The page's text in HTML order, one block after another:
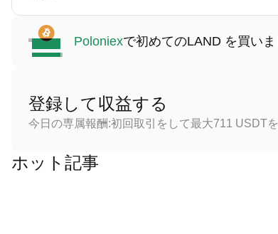
Poloniexで初めてのLAND を買いま
登録して収益する
今日の専属報酬:初回取引をして最大711 USDT
ホット記事